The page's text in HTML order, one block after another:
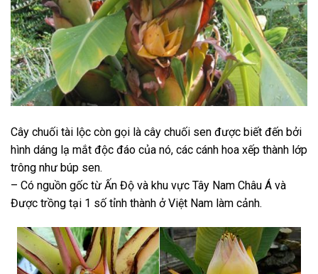
Cây chuối tài lộc còn gọi là cây chuối sen được biết đến bởi
hình dáng lạ mắt độc đáo của nó, các cánh hoa xếp thành lớp
trông như búp sen.
– Có nguồn gốc từ Ấn Độ và khu vực Tây Nam Châu Á và
Được trồng tại 1 số tỉnh thành ở Việt Nam làm cảnh.